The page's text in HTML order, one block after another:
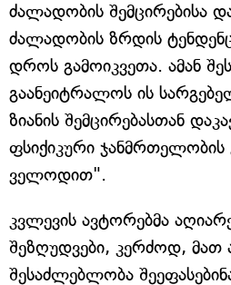
ძალადობის შემცირებისა
ძალადობის ზრდის
დროს გამოიკვეთა. ამან
გაანეიტრალოს ის
ზიანის შემცირებასთან
ფსიქიკური ჯანმრთელობის
ველოდით".
კვლევის ავტორებმა
შეზღუდვები, კერძოდ,
შესაძლებლობა